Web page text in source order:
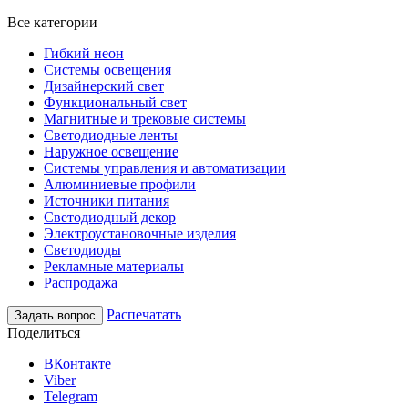
Все категории
Гибкий неон
Системы освещения
Дизайнерский свет
Функциональный свет
Магнитные и трековые системы
Светодиодные ленты
Наружное освещение
Системы управления и автоматизации
Алюминиевые профили
Источники питания
Светодиодный декор
Электроустановочные изделия
Светодиоды
Рекламные материалы
Распродажа
Задать вопрос
Распечатать
Поделиться
ВКонтакте
Viber
Telegram